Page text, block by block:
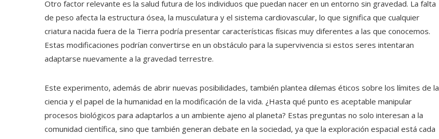
Otro factor relevante es la salud futura de los individuos que puedan nacer en un entorno sin gravedad. La falta
de peso afecta la estructura ósea, la musculatura y el sistema cardiovascular, lo que significa que cualquier
criatura nacida fuera de la Tierra podría presentar características físicas muy diferentes a las que conocemos.
Estas modificaciones podrían convertirse en un obstáculo para la supervivencia si estos seres intentaran
adaptarse nuevamente a la gravedad terrestre.
Este experimento, además de abrir nuevas posibilidades, también plantea dilemas éticos sobre los límites de la
ciencia y el papel de la humanidad en la modificación de la vida. ¿Hasta qué punto es aceptable manipular
procesos biológicos para adaptarlos a un ambiente ajeno al planeta? Estas preguntas no solo interesan a la
comunidad científica, sino que también generan debate en la sociedad, ya que la exploración espacial está cada